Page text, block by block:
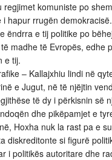
regjimet komuniste po
i hapur rrugën
ëndrra e tij politike po
madhe të Evropës, edhe
e tij.
– Kallajxhiu lindi në
e Jugut, në të njëjtin
të dy i përkisnin së
dhe pikëpamjet e
Hoxha nuk la rast pa e
diskreditonte si figurë
i politikës autoritare dhe